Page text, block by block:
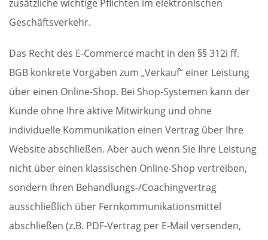
zusätzliche wichtige Pflichten im elektronischen
Geschäftsverkehr.
Das Recht des E-Commerce macht in den §§ 312i ff.
BGB konkrete Vorgaben zum „Verkauf“ einer Leistung
über einen Online-Shop. Bei Shop-Systemen kann der
Kunde ohne Ihre aktive Mitwirkung und ohne
individuelle Kommunikation einen Vertrag über Ihre
Website abschließen. Aber auch wenn Sie Ihre Leistung
nicht über einen klassischen Online-Shop vertreiben,
sondern Ihren Behandlungs-/Coachingvertrag
ausschließlich über Fernkommunikationsmittel
abschließen (z.B. PDF-Vertrag per E-Mail versenden,